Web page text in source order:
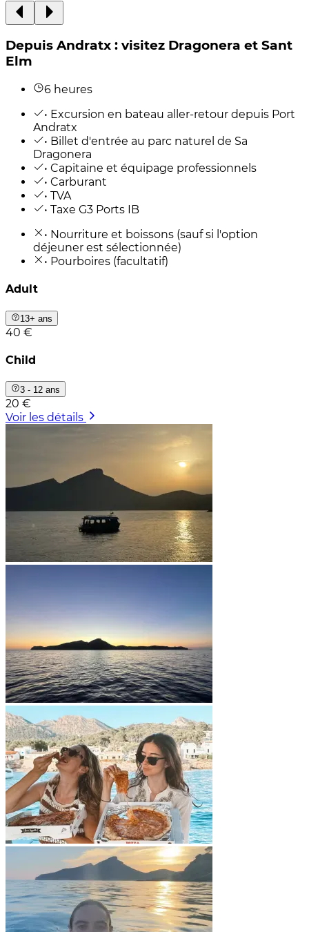
Depuis Andratx : visitez Dragonera et Sant
Elm
6 heures
• Excursion en bateau aller-retour depuis Port
Andratx
• Billet d'entrée au parc naturel de Sa
Dragonera
• Capitaine et équipage professionnels
• Carburant
• TVA
• Taxe G3 Ports IB
• Nourriture et boissons (sauf si l'option
déjeuner est sélectionnée)
• Pourboires (facultatif)
Adult
13+ ans
40 €
Child
3 - 12 ans
20 €
Voir les détails